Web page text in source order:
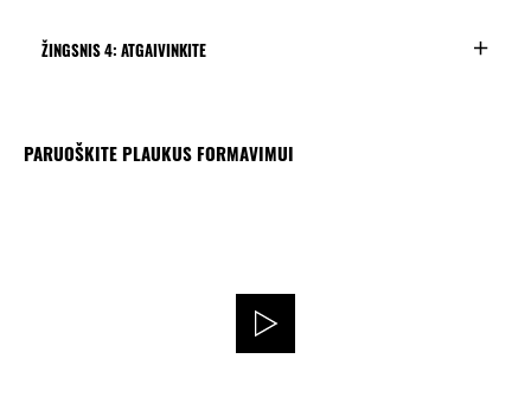
ŽINGSNIS 4: ATGAIVINKITE
PARUOŠKITE PLAUKUS FORMAVIMUI